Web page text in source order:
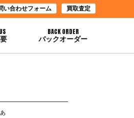
い合わせフォーム 買取査定
BACK ORDER
バックオーダー